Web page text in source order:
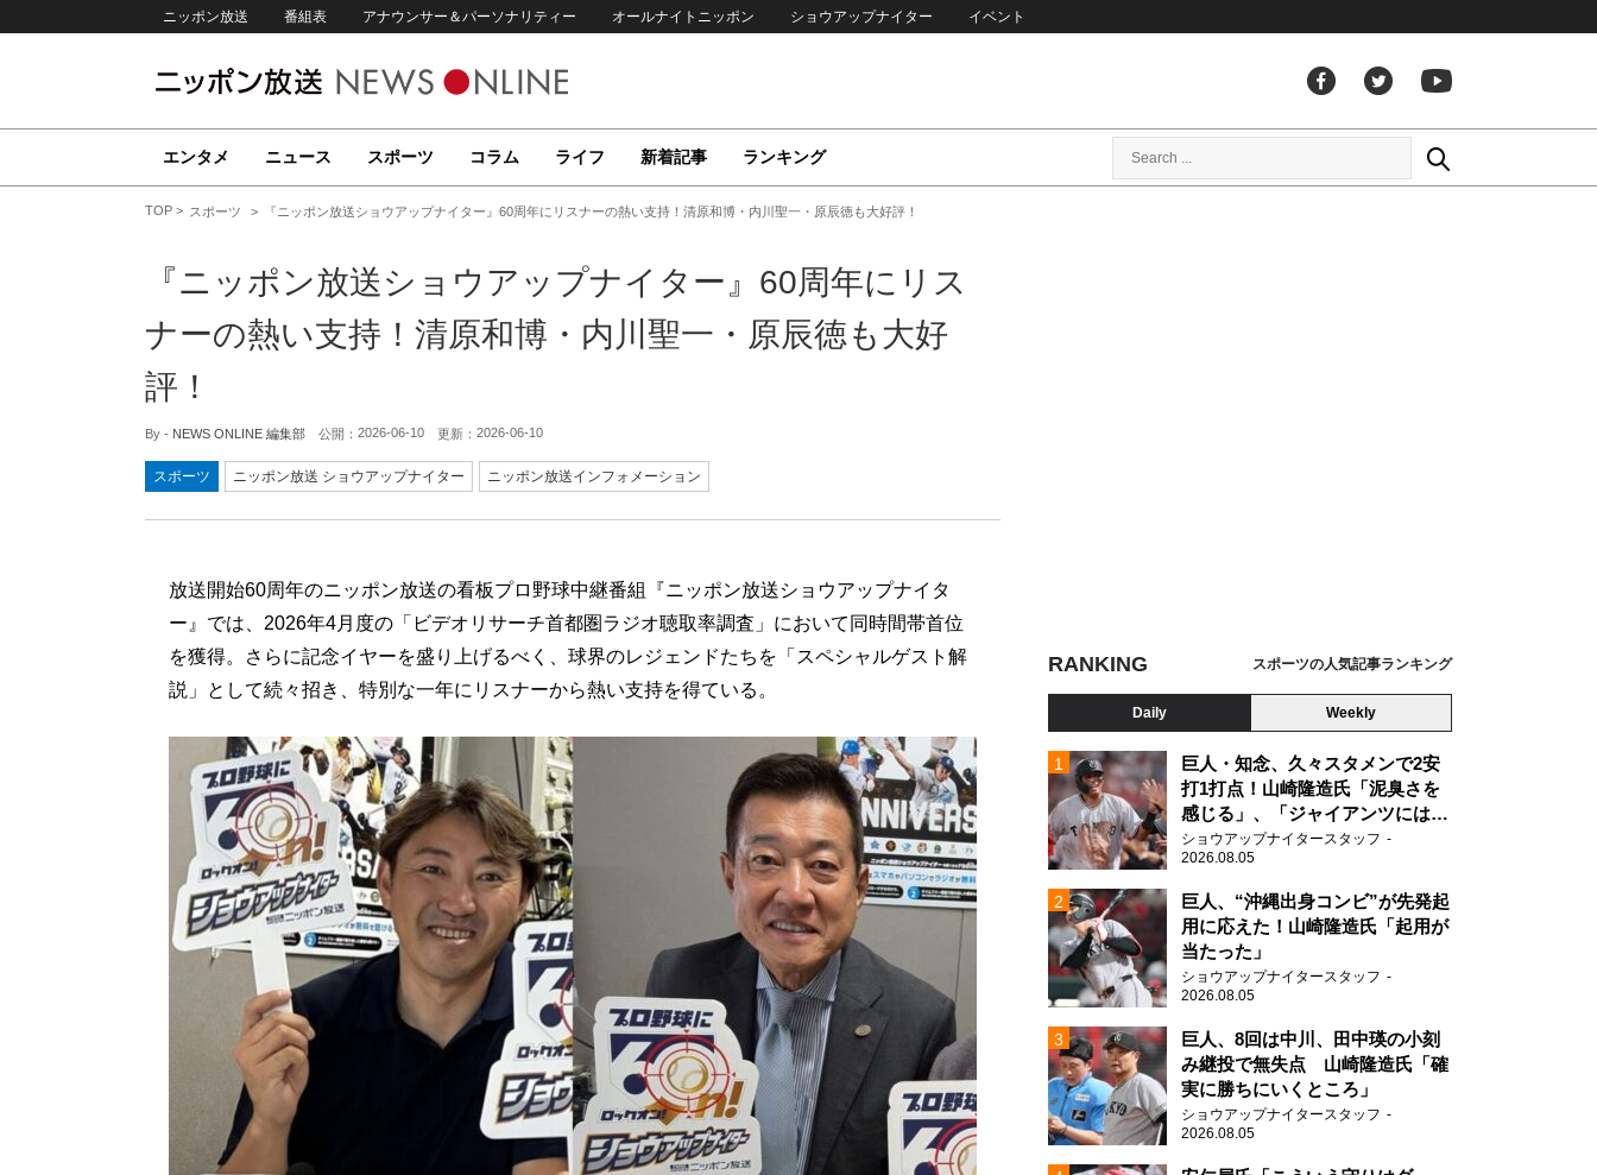
ニッポン放送 番組表 アナウンサー＆パーソナリティー オールナイトニッポン ショウアップナイター イベント
エンタメ ニュース スポーツ コラム ライフ 新着記事 ランキング
TOP スポーツ 『ニッポン放送ショウアップナイター』60周年にリスナーの熱い支持！清原和博・内川聖一・原辰徳も大好評！
『ニッポン放送ショウアップナイター』60周年にリス
ナーの熱い支持！清原和博・内川聖一・原辰徳も大好
評！
By - NEWS ONLINE 編集部 公開： 2026-06-10 更新： 2026-06-10
スポーツ ニッポン放送 ショウアップナイター ニッポン放送インフォメーション
放送開始60周年のニッポン放送の看板プロ野球中継番組『ニッポン放送ショウアップナイタ
ー』では、2026年4月度の「ビデオリサーチ首都圏ラジオ聴取率調査」において同時間帯首位
を獲得。さらに記念イヤーを盛り上げるべく、球界のレジェンドたちを「スペシャルゲスト解
説」として続々招き、特別な一年にリスナーから熱い支持を得ている。
RANKING スポーツの人気記事ランキング
Daily Weekly
巨人・知念、久々スタメンで2安
打1打点！山崎隆造氏「泥臭さを
感じる」、「ジャイアンツには少
ないタイプ」
ショウアップナイタースタッフ
2026.08.05
巨人、“沖縄出身コンビ”が先発起
用に応えた！山崎隆造氏「起用が
当たった」
ショウアップナイタースタッフ
2026.08.05
巨人、8回は中川、田中瑛の小刻
み継投で無失点 山崎隆造氏「確
実に勝ちにいくところ」
ショウアップナイタースタッフ
2026.08.05